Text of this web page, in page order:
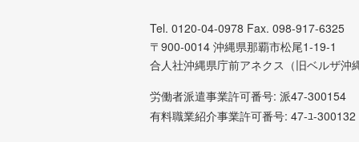
Tel. 0120-04-0978 Fax. 098-917-6325
〒900-0014 沖縄県那覇市松尾1-19-1
合人社沖縄県庁前アネクス（旧ベルザ沖
労働者派遣事業許可番号: 派47-300154
有料職業紹介事業許可番号: 47-ﾕ-300132